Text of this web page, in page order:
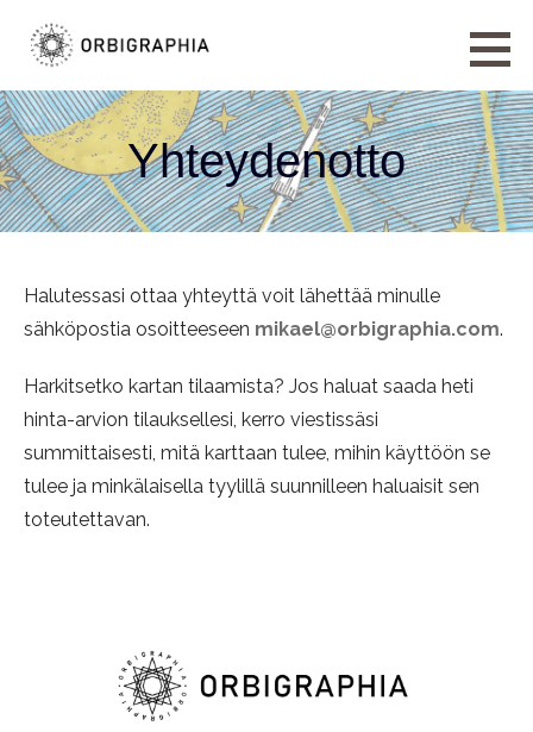
sisältöön
ORBIGRAPHIA
Yhteydenotto
Halutessasi ottaa yhteyttä voit lähettää minulle
sähköpostia osoitteeseen mikael@orbigraphia.com.
Harkitsetko kartan tilaamista? Jos haluat saada heti
hinta-arvion tilauksellesi, kerro viestissäsi
summittaisesti, mitä karttaan tulee, mihin käyttöön se
tulee ja minkälaisella tyylillä suunnilleen haluaisit sen
toteutettavan.